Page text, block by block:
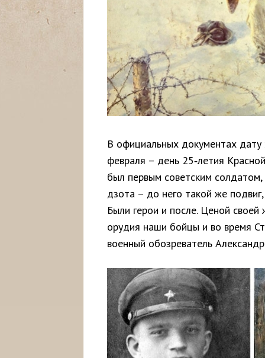
В официальных документах дату
февраля – день 25‑летия
был первым советским
дзота – до него такой же
Были герои и после. Ценой
орудия наши бойцы и во время
военный обозреватель